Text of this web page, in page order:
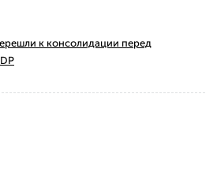
к консолидации перед